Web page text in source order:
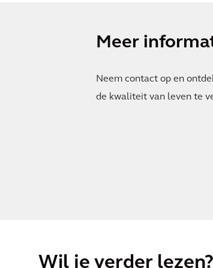
Meer
Neem contact op en
de kwaliteit van leven te
Wil je verder lezen?